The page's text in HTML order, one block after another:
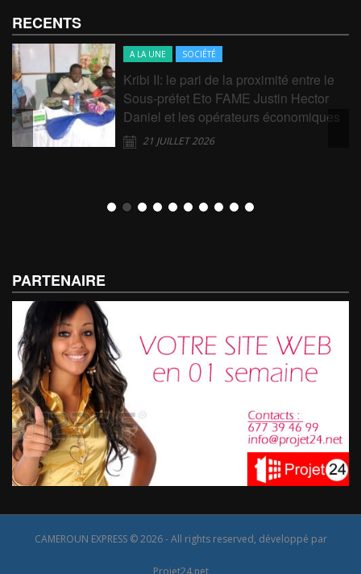
RECENTS
A LA UNE SOCIÉTÉ
Kribi II: le pari de la proximité entre le
Sous-préfet Eto FAME Justin Hector
Daniel et les opérateurs économiques
21 JUILLET 2026
PARTENAIRE
CAMEROUN EXPRESS © 2026 - All rights reserved, développé par
Projet24.net